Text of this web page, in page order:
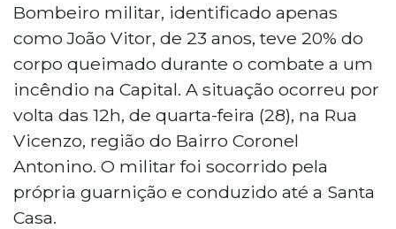
Bombeiro militar, identificado apenas
como João Vitor, de 23 anos, teve 20% do
corpo queimado durante o combate a um
incêndio na Capital. A situação ocorreu por
volta das 12h, de quarta-feira (28), na Rua
Vicenzo, região do Bairro Coronel
Antonino. O militar foi socorrido pela
própria guarnição e conduzido até a Santa
Casa.